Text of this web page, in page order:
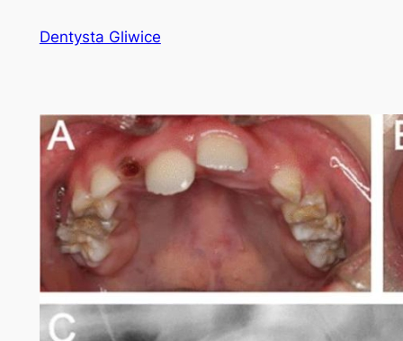
Dentysta Gliwice